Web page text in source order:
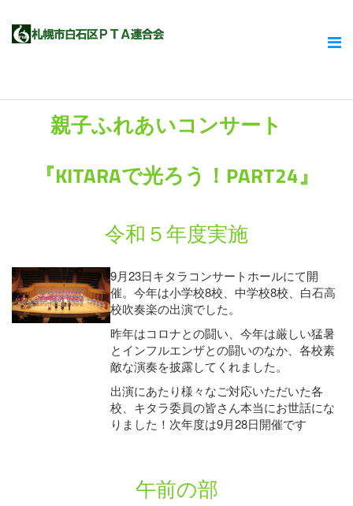
親子ふれあいコンサート
『KITARAで光ろう！PART24』
令和５年度実施
9月23日キタラコンサートホールにて開
催。今年は小学校8校、中学校8校、白石高
校吹奏楽の出演でした。
昨年はコロナとの闘い、今年は厳しい猛暑
とインフルエンザとの闘いのなか、各校素
敵な演奏を披露してくれました。
出演にあたり様々なご対応いただいた各
校、キタラ委員の皆さん本当にお世話にな
りました！次年度は9月28日開催です
午前の部